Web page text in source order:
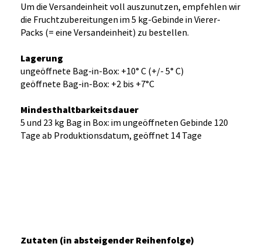
Um die Versandeinheit voll auszunutzen, empfehlen wir
die Fruchtzubereitungen im 5 kg-Gebinde in Vierer-
Packs (= eine Versandeinheit) zu bestellen.
Lagerung
ungeöffnete Bag-in-Box: +10° C (+/- 5° C)
geöffnete Bag-in-Box: +2 bis +7°C
Mindesthaltbarkeitsdauer
5 und 23 kg Bag in Box: im ungeöffneten Gebinde 120
Tage ab Produktionsdatum, geöffnet 14 Tage
Zutaten (in absteigender Reihenfolge)